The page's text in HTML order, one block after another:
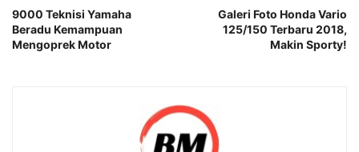
9000 Teknisi Yamaha
Beradu Kemampuan
Mengoprek Motor
Galeri Foto Honda Vario
125/150 Terbaru 2018,
Makin Sporty!